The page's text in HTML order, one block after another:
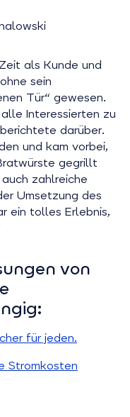
als Kunde und
sein
Tür“ gewesen.
Interessierten zu
darüber.
und kam vorbei,
gegrillt
zahlreiche
Umsetzung des
ein tolles Erlebnis,
von
für jeden.
Stromkosten